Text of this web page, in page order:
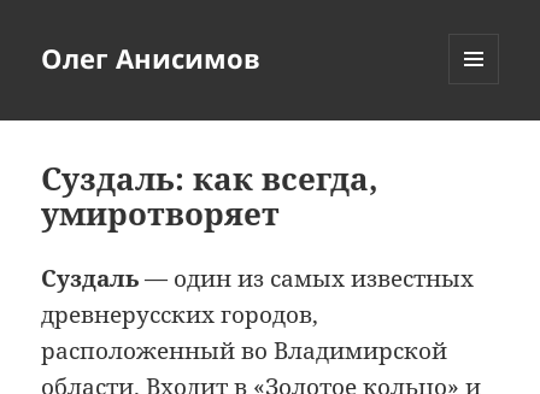
Олег Анисимов
Суздаль: как всегда,
умиротворяет
Суздаль— один из самых известных
древнерусских городов,
расположенный во Владимирской
области. Входит в «Золотое кольцо» и